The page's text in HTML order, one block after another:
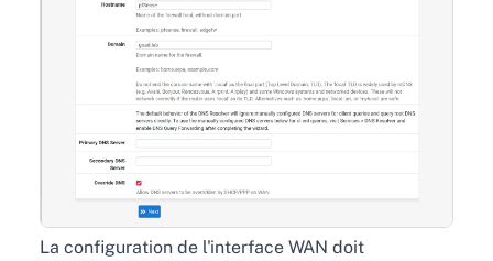
La configuration de l'interface WAN doit